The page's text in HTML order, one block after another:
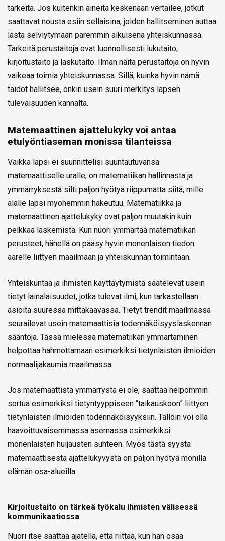
tärkeitä. Jos kuitenkin aineita keskenään vertailee, jotkut
saattavat nousta esiin sellaisina, joiden hallitseminen auttaa
lasta selviytymään paremmin aikuisena yhteiskunnassa.
Tärkeitä perustaitoja ovat luonnollisesti lukutaito,
kirjoitustaito ja laskutaito. Ilman näitä perustaitoja on hyvin
vaikeaa toimia yhteiskunnassa. Sillä, kuinka hyvin nämä
taidot hallitsee, onkin usein suuri merkitys lapsen
tulevaisuuden kannalta.
Matemaattinen ajattelukyky voi antaa
etulyöntiaseman monissa tilanteissa
Vaikka lapsi ei suunnittelisi suuntautuvansa
matemaattiselle uralle, on matematiikan hallinnasta ja
ymmärryksestä silti paljon hyötyä riippumatta siitä, mille
alalle lapsi myöhemmin hakeutuu. Matematiikka ja
matemaattinen ajattelukyky ovat paljon muutakin kuin
pelkkää laskemista. Kun nuori ymmärtää matematiikan
perusteet, hänellä on pääsy hyvin monenlaisen tiedon
äärelle liittyen maailmaan ja yhteiskunnan toimintaan.
Yhteiskuntaa ja ihmisten käyttäytymistä säätelevät usein
tietyt lainalaisuudet, jotka tulevat ilmi, kun tarkastellaan
asioita suuressa mittakaavassa. Tietyt trendit maailmassa
seurailevat usein matemaattisia todennäköisyyslaskennan
sääntöjä. Tässä mielessä matematiikan ymmärtäminen
helpottaa hahmottamaan esimerkiksi tietynlaisten ilmiöiden
normaalijakaumia maailmassa.
Jos matemaattista ymmärrystä ei ole, saattaa helpommin
sortua esimerkiksi tietyntyyppiseen “taikauskoon” liittyen
tietynlaisten ilmiöiden todennäköisyyksiin. Tällöin voi olla
haavoittuvaisemmassa asemassa esimerkiksi
monenlaisten huijausten suhteen. Myös tästä syystä
matemaattisesta ajattelukyvystä on paljon hyötyä monilla
elämän osa-alueilla.
Kirjoitustaito on tärkeä työkalu ihmisten välisessä
kommunikaatiossa
Nuori itse saattaa ajatella, että riittää, kun hän osaa